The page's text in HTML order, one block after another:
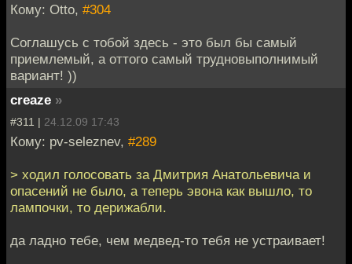
Кому: Otto, #304
Соглашусь с тобой здесь - это был бы самый
приемлемый, а оттого самый трудновыполнимый
вариант! ))
creaze »
#311 | 24.12.09 17:43
Кому: pv-seleznev, #289
> ходил голосовать за Дмитрия Анатольевича и
опасений не было, а теперь эвона как вышло, то
лампочки, то дерижабли.
да ладно тебе, чем медвед-то тебя не устраивает!